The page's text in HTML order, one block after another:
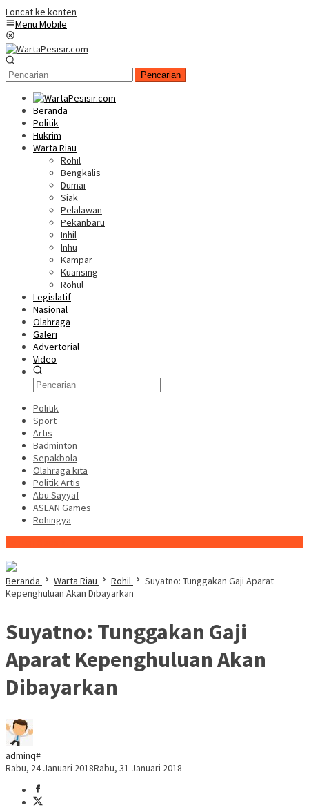
Loncat ke konten
Menu Mobile
Pencarian
Beranda
Politik
Hukrim
Warta Riau
Rohil
Bengkalis
Dumai
Siak
Pelalawan
Pekanbaru
Inhil
Inhu
Kampar
Kuansing
Rohul
Legislatif
Nasional
Olahraga
Galeri
Advertorial
Video
Politik
Sport
Artis
Badminton
Sepakbola
Olahraga kita
Politik Artis
Abu Sayyaf
ASEAN Games
Rohingya
Beranda Warta Riau Rohil
Suyatno: Tunggakan Gaji Aparat
Kepenghuluan Akan Dibayarkan
Suyatno: Tunggakan Gaji
Aparat Kepenghuluan Akan
Dibayarkan
adminq#
Rabu, 24 Januari 2018Rabu, 31 Januari 2018